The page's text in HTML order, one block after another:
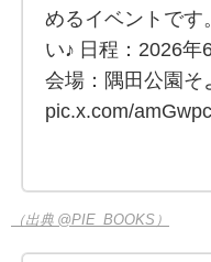
めるイベントです
い♪ 日程：2026年
会場：隅田公園
pic.x.com/
（出典 @PIE_BOOKS）